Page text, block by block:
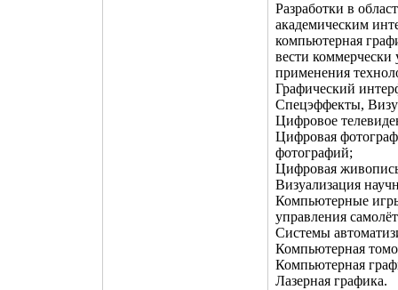
Разработки в
академическим
компьютерная
вести
применения
Графический
Спецэффекты,
Цифровое
Цифровая
фотографий;
Цифровая
Визуализация
Компьютерные
управления
Системы
Компьютерная
Компьютерная
Лазерная графика.